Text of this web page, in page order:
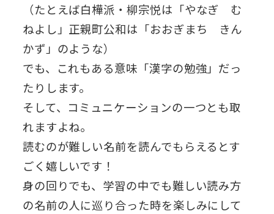
（たとえば白樺派・柳宗悦は「やなぎ む
ねよし」正親町公和は「おおぎまち きん
かず」のような）
でも、これもある意味「漢字の勉強」だっ
たりします。
そして、コミュニケーションの一つとも取
れますよね。
読むのが難しい名前を読んでもらえるとす
ごく嬉しいです！
身の回りでも、学習の中でも難しい読み方
の名前の人に巡り合った時を楽しみにして